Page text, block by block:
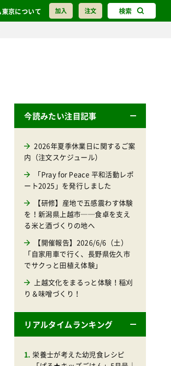
加入 注文 検索
京について
今読みたい注目記事
2026年夏季休業日に関するご案
内（注文スケジュール）
「Pray for Peace 平和活動レポ
ート2025」を発行しました
【研修】産地で五感震わす体験
を！新潟県上越市──食卓を支え
る米と酒づくりの地へ
【開催報告】2026/6/6（土）
「自家用車で行く、長野県佐久市
でサクっと田植え体験」
上越文化をまるっと体験！稲刈
り＆味噌づくり！
リアルタイムランキング
栄養士が考えた幼児食レシピ